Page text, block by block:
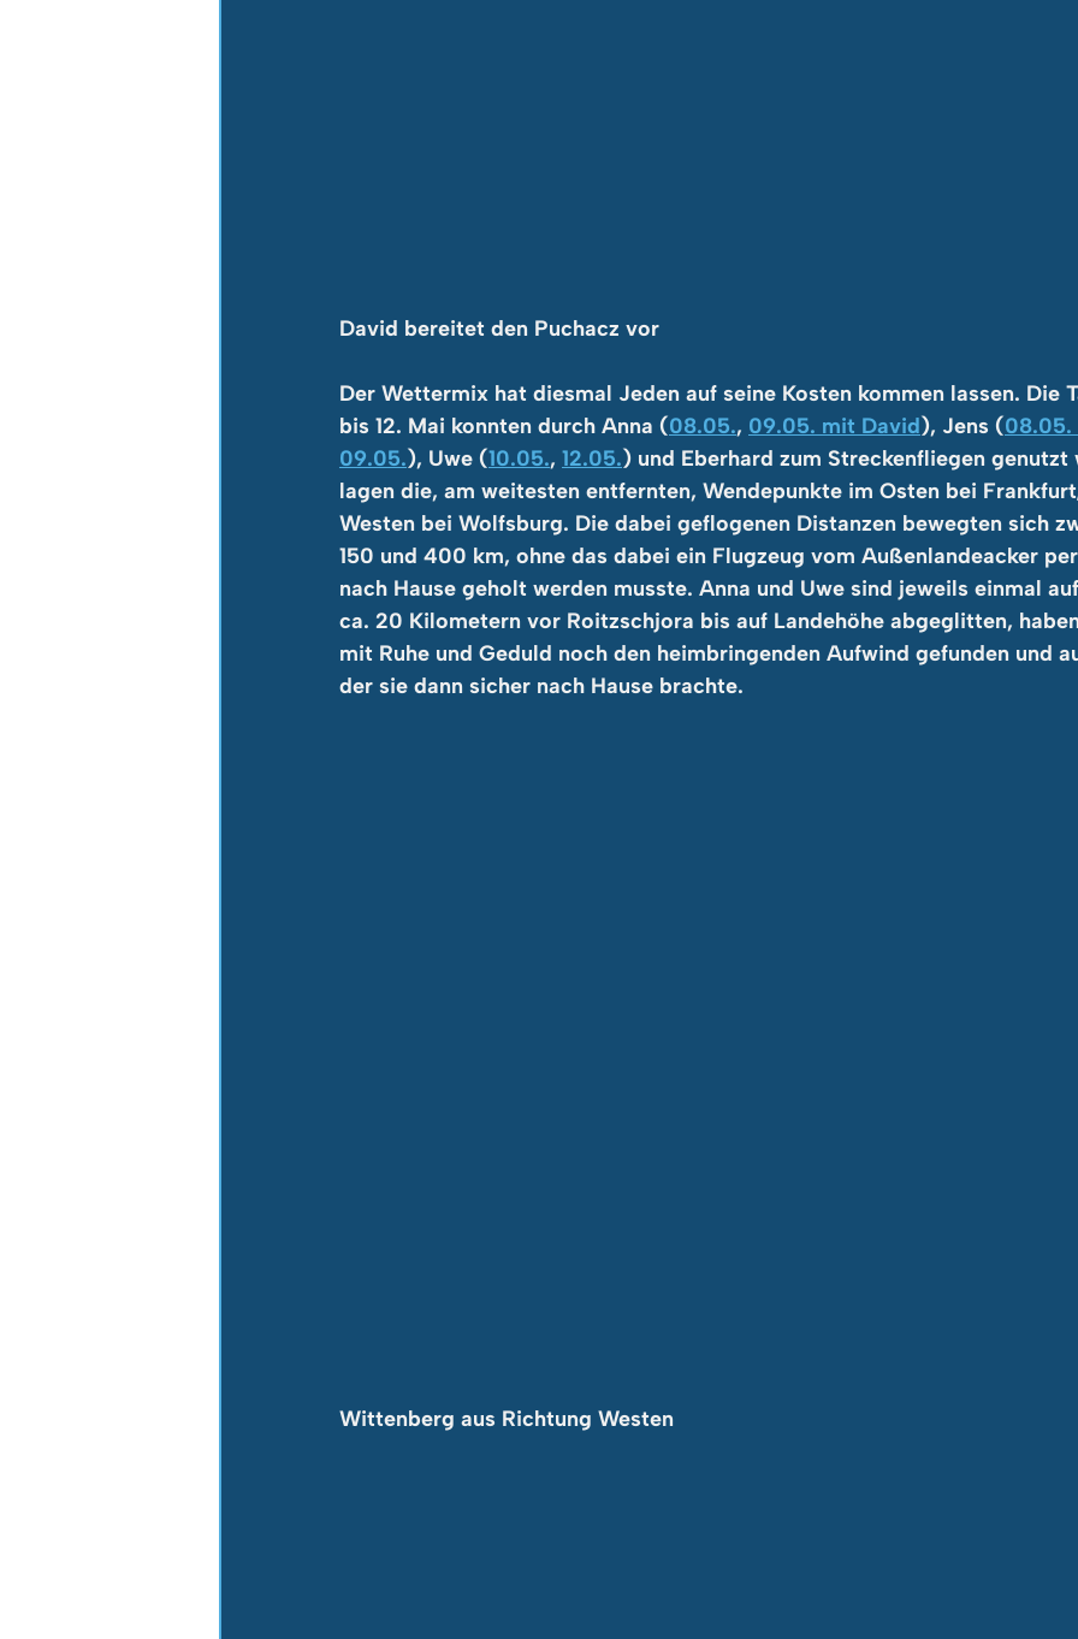
David bereitet den Puchacz vor
Der Wettermix hat diesmal Jeden auf seine Kosten kommen lassen. Die
bis 12. Mai konnten durch Anna (08.05., 09.05. mit David), Jens (08.05.
09.05.), Uwe (10.05., 12.05.) und Eberhard zum Streckenfliegen genutzt
lagen die, am weitesten entfernten, Wendepunkte im Osten bei
Westen bei Wolfsburg. Die dabei geflogenen Distanzen bewegten sich
150 und 400 km, ohne das dabei ein Flugzeug vom Außenlandeacker
nach Hause geholt werden musste. Anna und Uwe sind jeweils einmal
ca. 20 Kilometern vor Roitzschjora bis auf Landehöhe abgeglitten,
mit Ruhe und Geduld noch den heimbringenden Aufwind gefunden und
der sie dann sicher nach Hause brachte.
Wittenberg aus Richtung Westen